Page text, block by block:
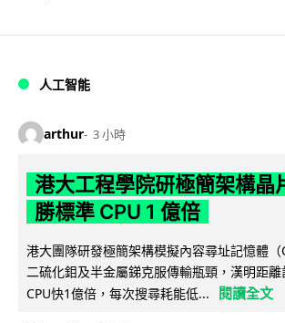
人工智能
arthur 3 小時
港大工程學院研極簡架構晶
勝標準 CPU 1 億倍
港大團隊研發極簡架構模擬內容尋址記憶體
二硫化鉬及半金屬銻克服傳輸瓶頸，漢明距
CPU快1億倍，每次搜尋耗能低...
閱讀全文